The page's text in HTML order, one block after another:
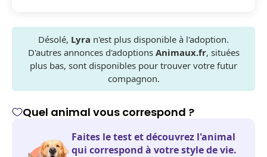
Désolé, Lyra n'est plus disponible à l'adoption.
D'autres annonces d'adoptions Animaux.fr, situées
plus bas, sont disponibles pour trouver votre futur
compagnon.
Quel animal vous correspond ?
Faites le test et découvrez l'animal
qui correspond à votre style de vie.